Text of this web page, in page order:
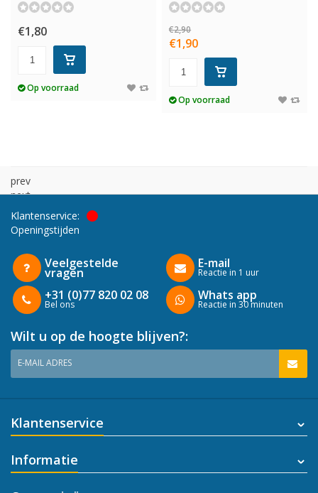
€1,80
Op voorraad
€2,90
€1,90
Op voorraad
prev
next
Klantenservice:
Openingstijden
Veelgestelde
vragen
+31 (0)77 820 02 08
Bel ons
E-mail
Reactie in 1 uur
Whats app
Reactie in 30 minuten
Wilt u op de hoogte blijven?:
E-MAIL ADRES
Klantenservice
Informatie